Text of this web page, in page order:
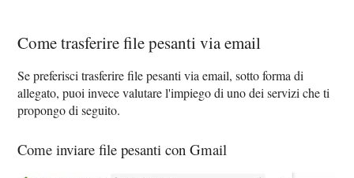
Come trasferire file pesanti via email
Se preferisci trasferire file pesanti via email, sotto forma di
allegato, puoi invece valutare l'impiego di uno dei servizi che ti
propongo di seguito.
Come inviare file pesanti con Gmail